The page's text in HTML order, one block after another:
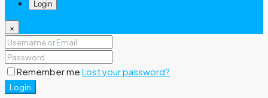
Login
×
Remember me Lost your password?
Login